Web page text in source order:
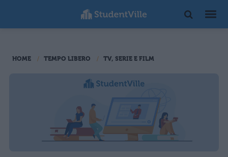
HOME TEMPO LIBERO TV, SERIE E FILM